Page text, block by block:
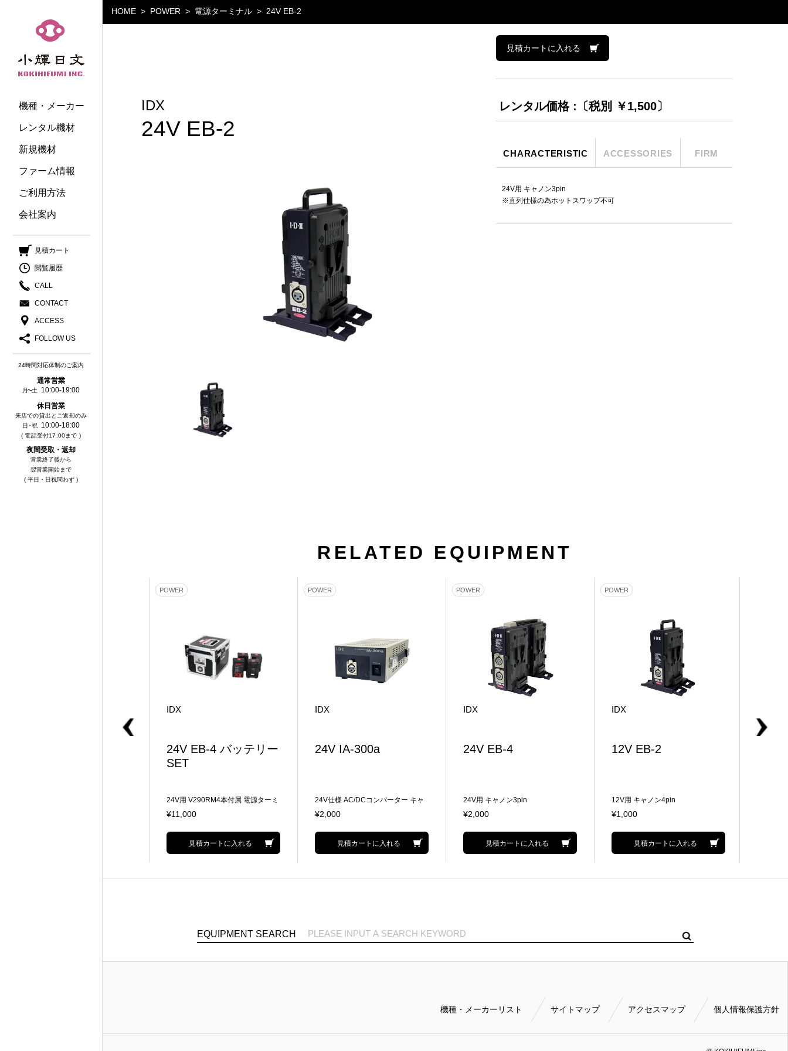
小輝日文
機種・メーカー
レンタル機材
新規機材
ファーム情報
ご利用方法
会社案内
24時間対応体制のご案内
通常営業
月〜土
10:00-19:00
休⽇営業
来店での貸出とご返却のみ
⽇・祝
10:00-18:00
( 電話受付17:00まで )
夜間受取・返却
営業終了後から
翌営業開始まで
( 平日・日祝問わず )
見積カート
閲覧履歴
CALL
CONTACT
ACCESS
FOLLOW US
HOME POWER 電源ターミナル 24V EB-2
IDX
24V EB-2
見積カートに入れる
レンタル価格 :〔税別 ￥1,500〕
CHARACTERISTIC ACCESSORIES FIRM
24V用 キャノン3pin
※直列仕様の為ホットスワップ不可
RELATED EQUIPMENT
POWER
IDX
24V EB-4 バッテリー
SET
24V用 V290RM4本付属 電源ターミ
¥11,000
見積カートに入れる
POWER
IDX
24V IA-300a
24V仕様 AC/DCコンバーター キャ
¥2,000
見積カートに入れる
POWER
IDX
24V EB-4
24V用 キャノン3pin
¥2,000
見積カートに入れる
POWER
IDX
12V EB-2
12V用 キャノン4pin
¥1,000
見積カートに入れる
EQUIPMENT SEARCH
機種・メーカーリスト サイトマップ アクセスマップ 個人情報保護方針